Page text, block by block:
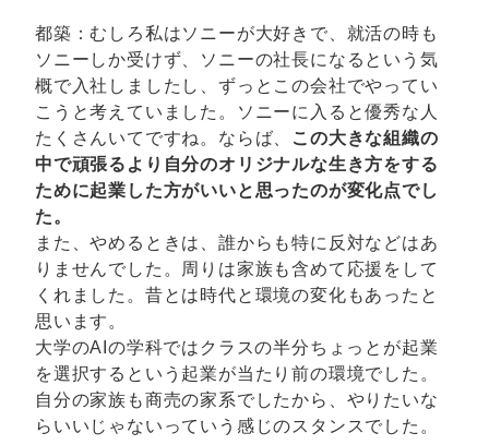
都築：むしろ私はソニーが大好きで、就活の時も
ソニーしか受けず、ソニーの社長になるという気
概で入社しましたし、ずっとこの会社でやってい
こうと考えていました。ソニーに入ると優秀な人
たくさんいてですね。ならば、
この大きな組織の
中で頑張るより自分のオリジナルな生き方をする
ために起業した方がいいと思ったのが変化点でし
た。
また、やめるときは、誰からも特に反対などはあ
りませんでした。周りは家族も含めて応援をして
くれました。昔とは時代と環境の変化もあったと
思います。
大学のAIの学科ではクラスの半分ちょっとが起業
を選択するという起業が当たり前の環境でした。
自分の家族も商売の家系でしたから、やりたいな
らいいじゃないっていう感じのスタンスでした。